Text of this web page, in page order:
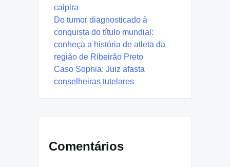
caipira
Do tumor diagnosticado à
conquista do título mundial:
conheça a história de atleta da
região de Ribeirão Preto
Caso Sophia: Juiz afasta
conselheiras tutelares
Comentários